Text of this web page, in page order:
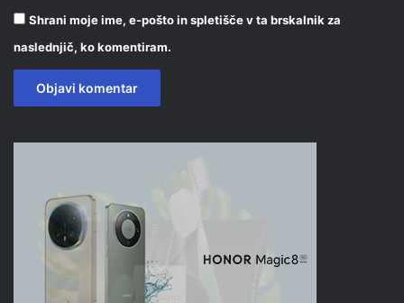
Shrani moje ime, e-pošto in spletišče v ta brskalnik za
naslednjič, ko komentiram.